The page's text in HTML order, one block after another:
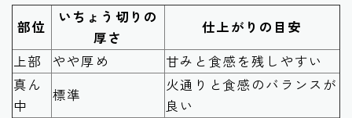
部位
いちょう切りの
厚さ
仕上がりの目安
上部
やや厚め
甘みと食感を残しやすい
真ん
中
標準
火通りと食感のバランスが
良い